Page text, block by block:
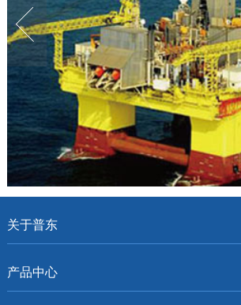
关于普东
产品中心